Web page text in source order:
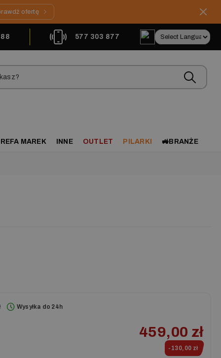
ofertę
577 303 877
MAREK INNE OUTLET PILARKI 🚜BRANŻE
Wysyłka do 24h
459,00 zł
-130,00 zł